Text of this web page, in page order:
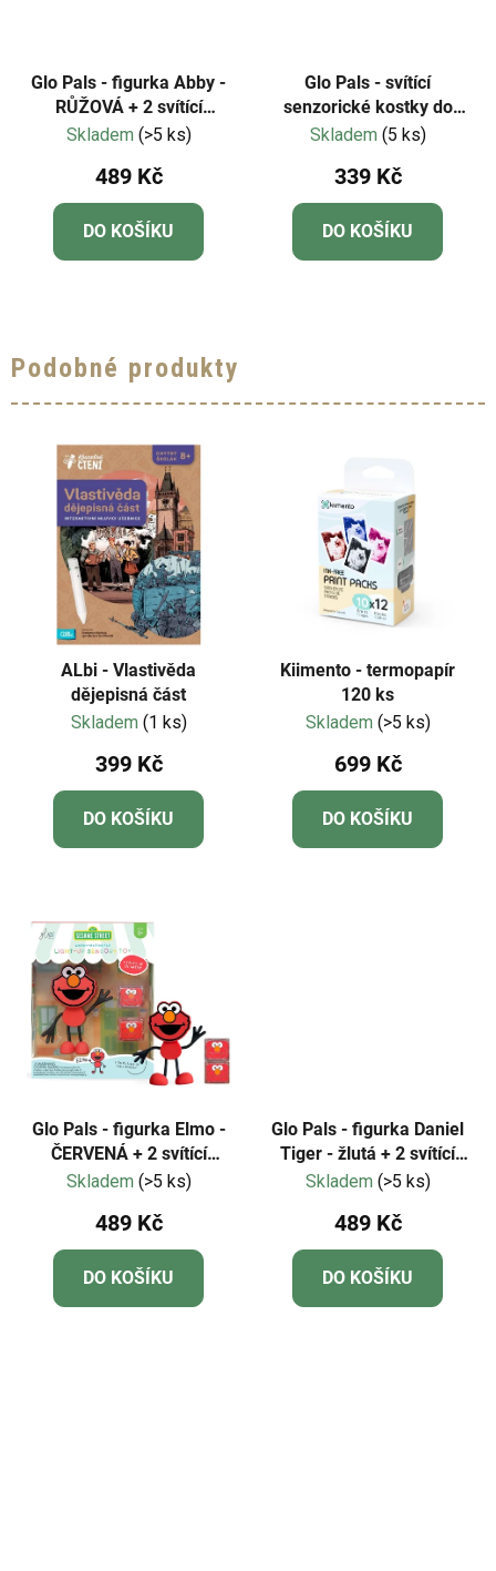
Glo Pals - figurka Abby -
RŮŽOVÁ + 2 svítící
kostky do vody
Skladem (>5 ks)
489 Kč
DO KOŠÍKU
Glo Pals - svítící
senzorické kostky do
vody-zelená - Pippa 4ks
Skladem (5 ks)
339 Kč
DO KOŠÍKU
Podobné produkty
ALbi - Vlastivěda
dějepisná část
Skladem (1 ks)
399 Kč
DO KOŠÍKU
Kiimento - termopapír
120 ks
Skladem (>5 ks)
699 Kč
DO KOŠÍKU
Glo Pals - figurka Elmo -
ČERVENÁ + 2 svítící
kostky do vody
Skladem (>5 ks)
489 Kč
DO KOŠÍKU
Glo Pals - figurka Daniel
Tiger - žlutá + 2 svítící
kostky do vody
Skladem (>5 ks)
489 Kč
DO KOŠÍKU